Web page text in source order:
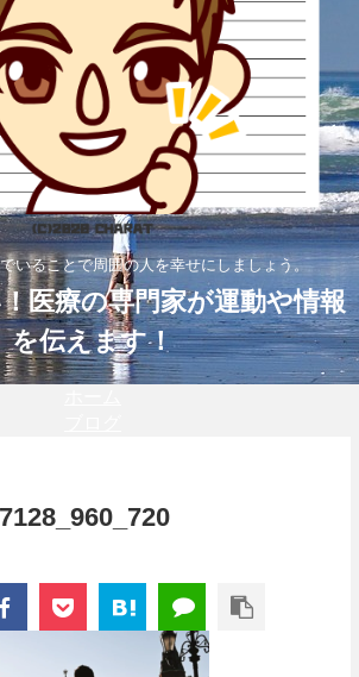
いることで周囲の人を幸せにしましょう。
医療の専門家が運動や情報
を伝えます！